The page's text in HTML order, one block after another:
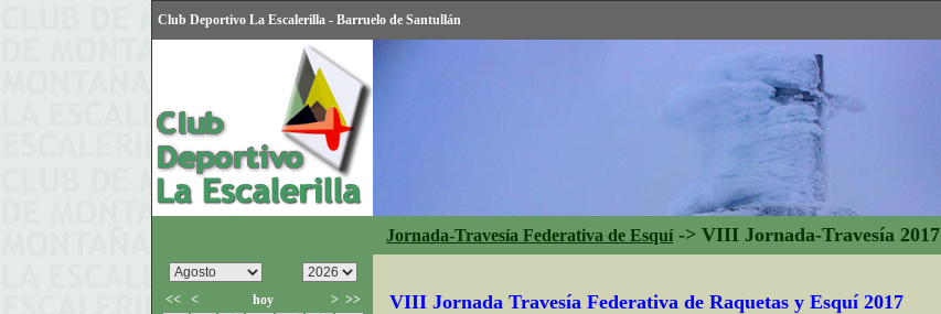
Club Deportivo La Escalerilla - Barruelo de Santullán
Jornada-Travesía Federativa de Esquí-> VIII Jornada-Travesía 2017
<< < hoy > >> VIII Jornada Travesía Federativa de Raquetas y Esquí 2017